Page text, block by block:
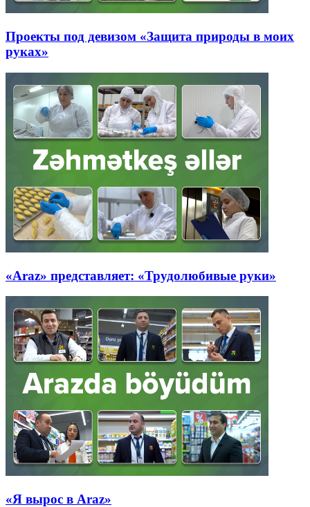
Проекты под девизом «Защита природы в моих
руках»
«Araz» представляет: «Трудолюбивые руки»
«Я вырос в Araz»